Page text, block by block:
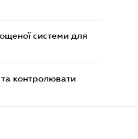
системи для
контролювати